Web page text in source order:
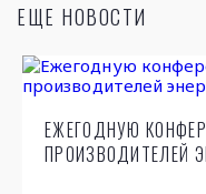
ЕЩЕ НОВОСТИ
ЕЖЕГОДНУЮ
ПРОИЗВОДИТЕЛЕЙ